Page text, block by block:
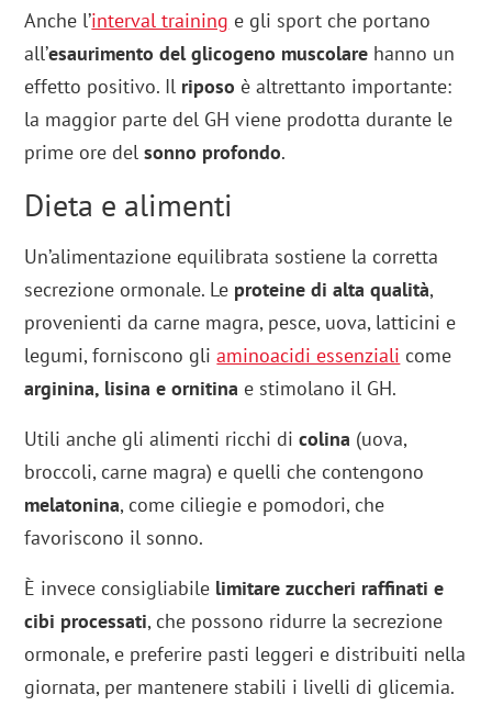
Anche l’interval training e gli sport che portano
all’esaurimento del glicogeno muscolare hanno un
effetto positivo. Il riposo è altrettanto importante:
la maggior parte del GH viene prodotta durante le
prime ore delsonno profondo.
Dieta e alimenti
Un’alimentazione equilibrata sostiene la corretta
secrezione ormonale. Le proteine di alta qualità,
provenienti da carne magra, pesce, uova, latticini e
legumi, forniscono gliaminoacidi essenziali come
arginina, lisina e ornitina e stimolano il GH.
Utili anche gli alimenti ricchi dicolina (uova,
broccoli, carne magra) e quelli che contengono
melatonina, come ciliegie e pomodori, che
favoriscono il sonno.
È invece consigliabile limitare zuccheri raffinati e
cibi processati, che possono ridurre la secrezione
ormonale, e preferire pasti leggeri e distribuiti nella
giornata, per mantenere stabili i livelli di glicemia.